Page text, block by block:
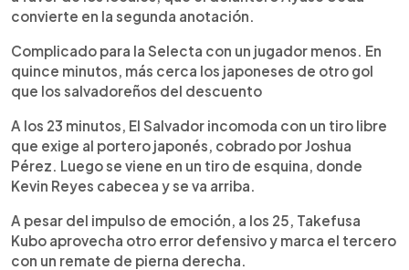
convierte en la segunda anotación.
Complicado para la Selecta con un jugador menos. En
quince minutos, más cerca los japoneses de otro gol
que los salvadoreños del descuento
A los 23 minutos, El Salvador incomoda con un tiro libre
que exige al portero japonés, cobrado por Joshua
Pérez. Luego se viene en un tiro de esquina, donde
Kevin Reyes cabecea y se va arriba.
A pesar del impulso de emoción, a los 25, Takefusa
Kubo aprovecha otro error defensivo y marca el tercero
con un remate de pierna derecha.